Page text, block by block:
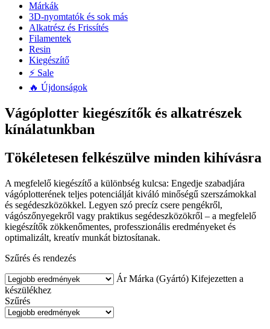
Márkák
3D-nyomtatók és sok más
Alkatrész és Frissítés
Filamentek
Resin
Kiegészítő
⚡ Sale
🔥 Újdonságok
Vágóplotter kiegészítők és alkatrészek
kínálatunkban
Tökéletesen felkészülve minden kihívásra
A megfelelő kiegészítő a különbség kulcsa: Engedje szabadjára
vágóplotterének teljes potenciálját kiváló minőségű szerszámokkal
és segédeszközökkel. Legyen szó precíz csere pengékről,
vágószőnyegekről vagy praktikus segédeszközökről – a megfelelő
kiegészítők zökkenőmentes, professzionális eredményeket és
optimalizált, kreatív munkát biztosítanak.
Szűrés és rendezés
Ár Márka (Gyártó) Kifejezetten a
készülékhez
Szűrés